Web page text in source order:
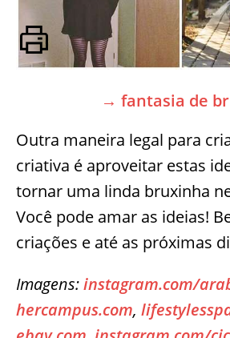
→ fantasia de
Outra maneira legal para
criativa é aproveitar estas
tornar uma linda bruxinha
Você pode amar as ideias!
criações e até as próximas
Imagens:instagram.com/
hercampus.com,